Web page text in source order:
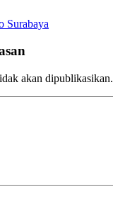
Surabaya
akan dipublikasikan.